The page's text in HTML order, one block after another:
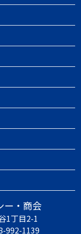
ー・商会
1丁目2-1
992-1139